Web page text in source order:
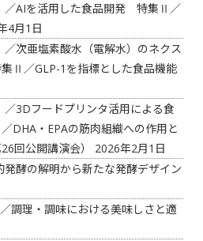
／AIを活用した食品開発 特集Ⅱ／
4月1日
／次亜塩素酸水（電解水）のネクス
Ⅱ／GLP-1を指標とした食品機能
／3Dフードプリンタ活用による食
・EPAの筋肉組織への作用と
回公開講演会）
2026年2月1日
発酵の解明から新たな発酵デザイン
調理・調味における美味しさと適